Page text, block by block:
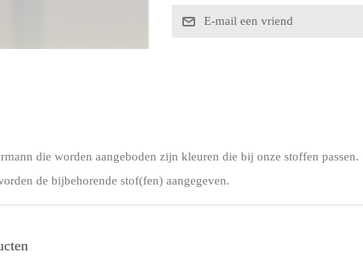
die worden aangeboden zijn kleuren die bij onze stoffen passen.
de bijbehorende stof(fen) aangegeven.